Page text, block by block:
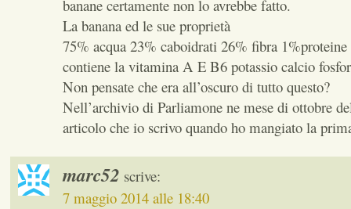
banane certamente non lo avrebbe fatto.
La banana ed le sue proprietà
75% acqua 23% caboidrati 26% fibra
contiene la vitamina A E B6 potassio calcio
Non pensate che era all’oscuro di tutto questo?
Nell’archivio di Parliamone ne mese di ottobre
articolo che io scrivo quando ho mangiato la
marc52 scrive:
7 maggio 2014 alle 18:40